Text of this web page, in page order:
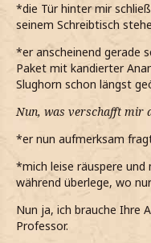
*die Tür hinter mir
seinem Schreibtisch
*er anscheinend gerade
Paket mit kandierter
Slughorn schon längst
Nun, was verschafft mir
*er nun aufmerksam
*mich leise räuspere und
während überlege, wo
Nun ja, ich brauche Ihre
Professor.